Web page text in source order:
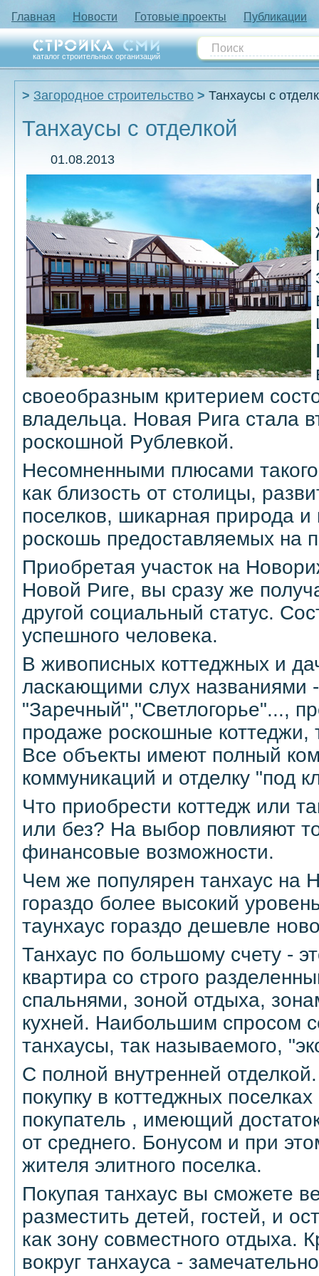
Главная Новости Готовые проекты Публикации
каталог строительных организаций
Загородное строительство Танхаусы с
Танхаусы с отделкой
01.08.2013
своеобразным критерием
владельца. Новая Рига стала
роскошной Рублевкой.
Несомненными плюсами
как близость от столицы,
поселков, шикарная природа и
роскошь предоставляемых на
Приобретая участок на
Новой Риге, вы сразу же
другой социальный статус.
успешного человека.
В живописных коттеджных и
ласкающими слух названиями
"Заречный","Светлогорье"...,
продаже роскошные коттеджи,
Все объекты имеют полный
коммуникаций и отделку "под
Что приобрести коттедж или
или без? На выбор повлияют
финансовые возможности.
Чем же популярен танхаус на
гораздо более высокий
таунхаус гораздо дешевле
Танхаус по большому счету -
квартира со строго
спальнями, зоной отдыха,
кухней. Наибольшим спросом
танхаусы, так называемого,
С полной внутренней
покупку в коттеджных
покупатель , имеющий
от среднего. Бонусом и при
жителя элитного поселка.
Покупая танхаус вы сможете
разместить детей, гостей, и
как зону совместного отдыха.
вокруг танхауса -